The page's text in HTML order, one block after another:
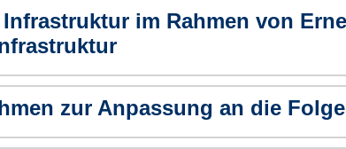
im Rahmen von
zur Anpassung an die